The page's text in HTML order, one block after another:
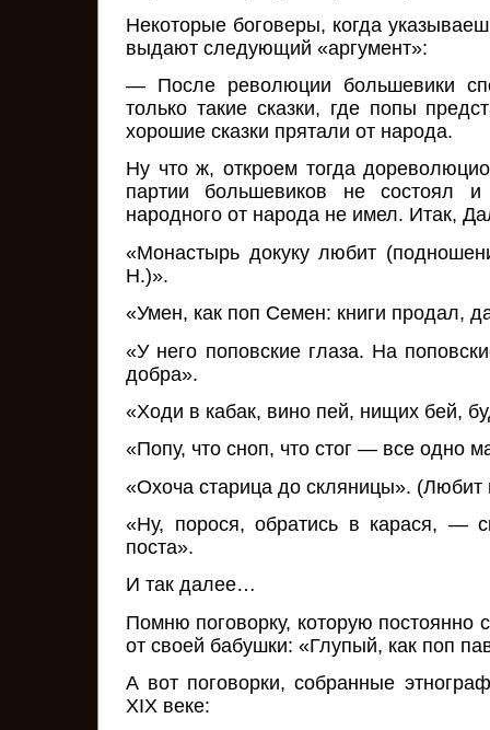
Некоторые боговеры, когда
выдают следующий «аргумент»:
— После революции большевики
только такие сказки, где попы
хорошие сказки прятали от народа.
Ну что ж, откроем тогда
партии большевиков не состоял
народного от народа не имел. Итак,
«Монастырь докуку любит
Н.)».
«Умен, как поп Семен: книги продал,
«У него поповские глаза. На
добра».
«Ходи в кабак, вино пей, нищих бей,
«Попу, что сноп, что стог — все одно
«Охоча старица до скляницы». (Любит
«Ну, порося, обратись в карася, —
поста».
И так далее…
Помню поговорку, которую
от своей бабушки: «Глупый, как поп
А вот поговорки, собранные
XIX веке: